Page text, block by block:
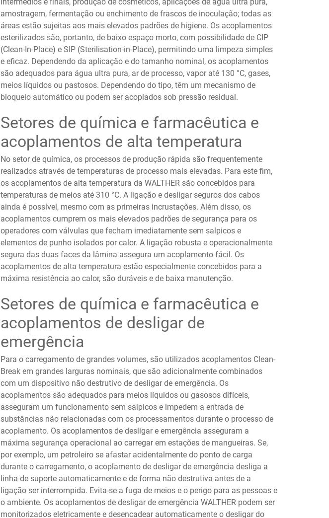
amostragem, fermentação ou enchimento de frascos de inoculação; todas as
áreas estão sujeitas aos mais elevados padrões de higiene. Os acoplamentos
esterilizados são, portanto, de baixo espaço morto, com possibilidade de CIP
(Clean-In-Place) e SIP (Sterilisation-in-Place), permitindo uma limpeza simples
e eficaz. Dependendo da aplicação e do tamanho nominal, os acoplamentos
são adequados para água ultra pura, ar de processo, vapor até 130 °C, gases,
meios líquidos ou pastosos. Dependendo do tipo, têm um mecanismo de
bloqueio automático ou podem ser acoplados sob pressão residual.
Setores de química e farmacêutica e
acoplamentos de alta temperatura
No setor de química, os processos de produção rápida são frequentemente
realizados através de temperaturas de processo mais elevadas. Para este fim,
os acoplamentos de alta temperatura da WALTHER são concebidos para
temperaturas de meios até 310 °C. A ligação e desligar seguros dos cabos
ainda é possível, mesmo com as primeiras incrustações. Além disso, os
acoplamentos cumprem os mais elevados padrões de segurança para os
operadores com válvulas que fecham imediatamente sem salpicos e
elementos de punho isolados por calor. A ligação robusta e operacionalmente
segura das duas faces da lâmina assegura um acoplamento fácil. Os
acoplamentos de alta temperatura estão especialmente concebidos para a
máxima resistência ao calor, são duráveis e de baixa manutenção.
Setores de química e farmacêutica e
acoplamentos de desligar de
emergência
Para o carregamento de grandes volumes, são utilizados acoplamentos Clean-
Break em grandes larguras nominais, que são adicionalmente combinados
com um dispositivo não destrutivo de desligar de emergência. Os
acoplamentos são adequados para meios líquidos ou gasosos difíceis,
asseguram um funcionamento sem salpicos e impedem a entrada de
substâncias não relacionadas com os processamentos durante o processo de
acoplamento. Os acoplamentos de desligar e emergência asseguram a
máxima segurança operacional ao carregar em estações de mangueiras. Se,
por exemplo, um petroleiro se afastar acidentalmente do ponto de carga
durante o carregamento, o acoplamento de desligar de emergência desliga a
linha de suporte automaticamente e de forma não destrutiva antes de a
ligação ser interrompida. Evita-se a fuga de meios e o perigo para as pessoas e
o ambiente. Os acoplamentos de desligar de emergência WALTHER podem ser
monitorizados eletricamente e desencadear automaticamente o desligar do